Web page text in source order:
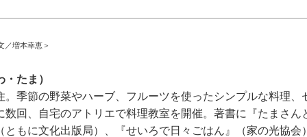
／増本幸恵＞
たま）
。季節の野菜やハーブ、フルーツを使ったシンプルな料理、
数回、自宅のアトリエで料理教室を開催。著書に『たまさん
ともに文化出版局）、『せいろで日々ごはん』（家の光協会